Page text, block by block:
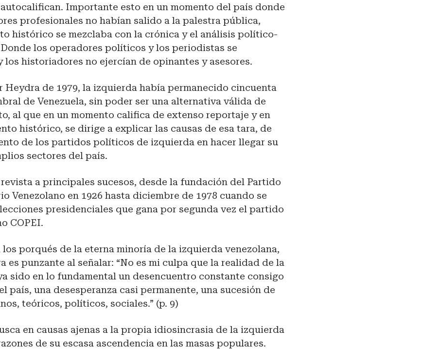
autocalifican. Importante esto en un momento del país donde
profesionales no habían salido a la palestra pública,
histórico se mezclaba con la crónica y el análisis político-
los operadores políticos y los periodistas se
los historiadores no ejercían de opinantes y asesores.
Heydra de 1979, la izquierda había permanecido cincuenta
de Venezuela, sin poder ser una alternativa válida de
al que en un momento califica de extenso reportaje y en
histórico, se dirige a explicar las causas de esa tara, de
de los partidos políticos de izquierda en hacer llegar su
sectores del país.
a principales sucesos, desde la fundación del Partido
Venezolano en 1926 hasta diciembre de 1978 cuando se
presidenciales que gana por segunda vez el partido
COPEI.
los porqués de la eterna minoría de la izquierda venezolana,
es punzante al señalar: “No es mi culpa que la realidad de la
sido en lo fundamental un desencuentro constante consigo
país, una desesperanza casi permanente, una sucesión de
teóricos, políticos, sociales.” (p. 9)
en causas ajenas a la propia idiosincrasia de la izquierda
de su escasa ascendencia en las masas populares.